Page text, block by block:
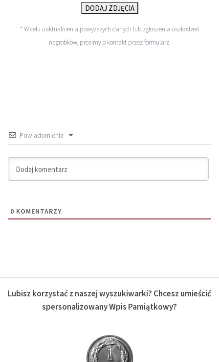
DODAJ ZDJĘCIA
* W celu uaktualnienia powyższych danych lub zgłoszenia uszkodzeń
nagrobków, prosimy o kontakt przezformularz.
Powiadomienia
0 KOMENTARZY
Lubisz korzystać z naszej wyszukiwarki? Chcesz umieścić
spersonalizowany Wpis Pamiątkowy?